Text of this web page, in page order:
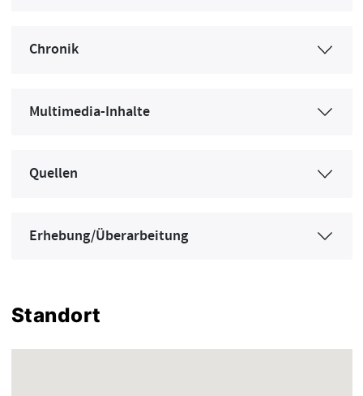
Chronik
Multimedia-Inhalte
Quellen
Erhebung/Überarbeitung
Standort